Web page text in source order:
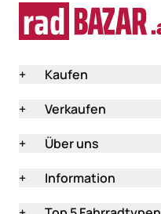
+
Kaufen
+
Verkaufen
+
Über uns
+
Information